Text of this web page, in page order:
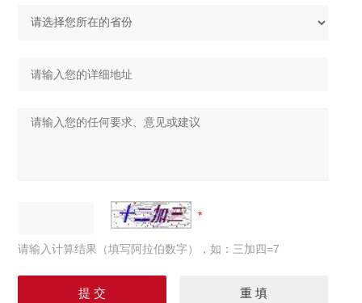
请输入计算结果（填写阿拉伯数字），如：三加四=7